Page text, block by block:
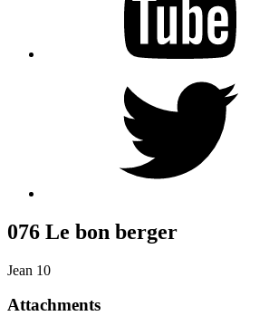
076 Le bon berger
Jean 10
Attachments